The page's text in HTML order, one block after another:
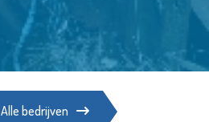
Alle bedrijven